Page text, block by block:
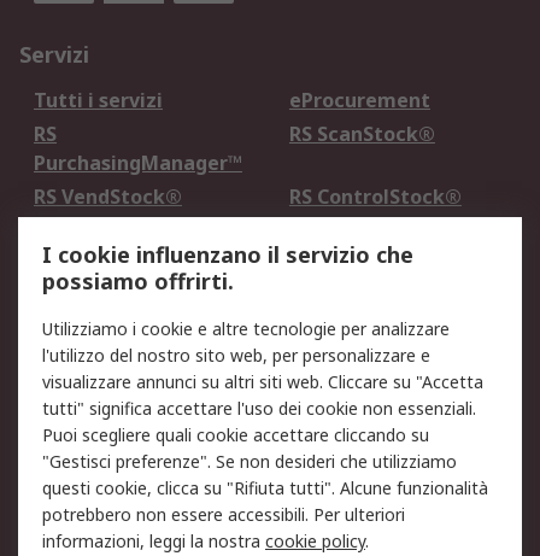
Servizi
Tutti i servizi
eProcurement
RS
PurchasingManager™
RS ScanStock®
RS VendStock®
RS ControlStock®
Legale
Informativa Cookie
Informativa Privacy -
Aggiornata
Email Security
Termini d'uso
Condizioni di vendita
Condizioni generali di
servizio
Etica e responsabilità
I cookie influenzano il servizio che
possiamo offrirti.
Utilizziamo i cookie e altre tecnologie per analizzare
l'utilizzo del nostro sito web, per personalizzare e
visualizzare annunci su altri siti web. Cliccare su "Accetta
tutti" significa accettare l'uso dei cookie non essenziali.
Puoi scegliere quali cookie accettare cliccando su
"Gestisci preferenze". Se non desideri che utilizziamo
questi cookie, clicca su "Rifiuta tutti". Alcune funzionalità
potrebbero non essere accessibili. Per ulteriori
informazioni, leggi la nostra cookie policy.